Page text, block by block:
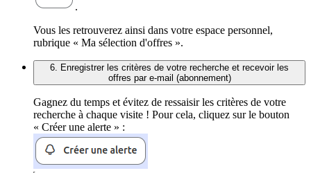
.
Vous les retrouverez ainsi dans votre espace personnel,
rubrique « Ma sélection d'offres ».
6. Enregistrer les critères de votre recherche et recevoir les
offres par e-mail (abonnement)
Gagnez du temps et évitez de ressaisir les critères de votre
recherche à chaque visite ! Pour cela, cliquez sur le bouton
« Créer une alerte » :